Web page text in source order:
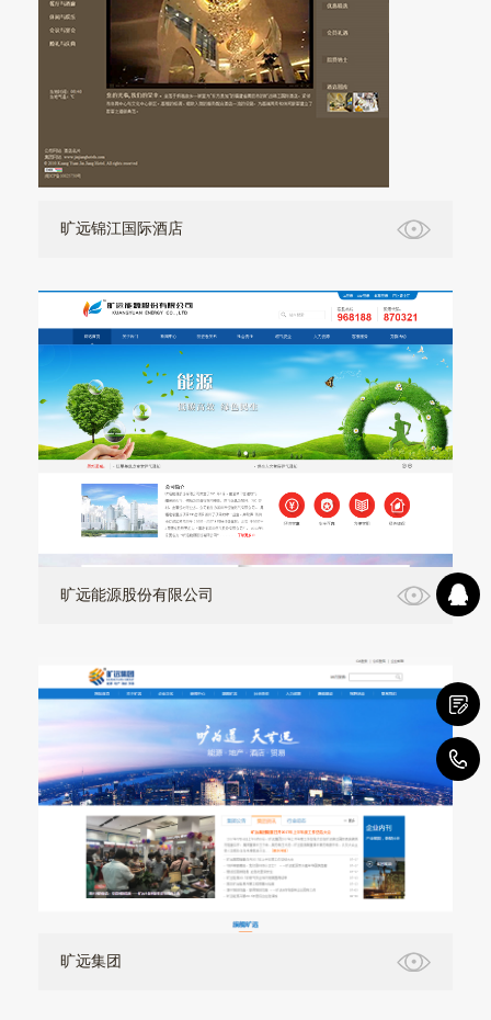
旷远锦江国际酒店
旷远能源股份有限公司
旷远集团